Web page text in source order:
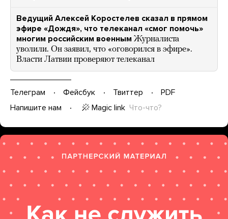
Ведущий Алексей Коростелев сказал в прямом
эфире «Дождя», что телеканал «смог помочь»
многим российским военным Журналиста
уволили. Он заявил, что «оговорился в эфире».
Власти Латвии проверяют телеканал
Телеграм Фейсбук Твиттер
PDF
Напишите нам
Magic link Что-что?